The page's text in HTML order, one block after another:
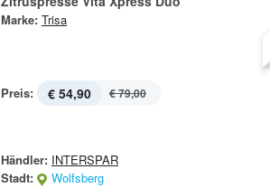
Marke: Trisa
Preis: € 54,90 € 79,00
Händler: INTERSPAR
Stadt:
Wolfsberg